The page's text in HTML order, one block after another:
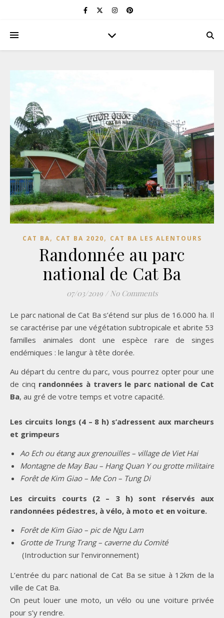
CAT BA, CAT BA 2020, CAT BA LES ALENTOURS
Randonnée au parc
national de Cat Ba
07/03/2019 / No Comments
Le parc national de Cat Ba s’étend sur plus de 16.000 ha. Il
se caractérise par une végétation subtropicale et abrite 53
familles animales dont une espèce rare de singes
endémiques : le langur à tête dorée.
Au départ du centre du parc, vous pourrez opter pour une
de cinq randonnées à travers le parc national de Cat
Ba, au gré de votre temps et votre capacité.
Les circuits longs (4 – 8 h) s’adressent aux marcheurs
et grimpeurs
Ao Ech ou étang aux grenouilles – village de Viet Hai
Montagne de May Bau – Hang Quan Y ou grotte militaire
Forêt de Kim Giao – Me Con – Tung Di
Les circuits courts (2 – 3 h) sont réservés aux
randonnées pédestres, à vélo, à moto et en voiture.
Forêt de Kim Giao – pic de Ngu Lam
Grotte de Trung Trang – caverne du Comité
(Introduction sur l’environnement)
L’entrée du parc national de Cat Ba se situe à 12km de la
ville de Cat Ba.
On peut louer une moto, un vélo ou une voiture privée
pour s’y rendre.